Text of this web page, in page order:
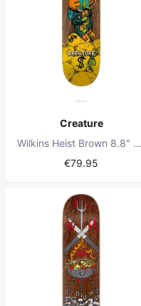
Creature
Wilkins Heist Brown 8.8" Skateboard Deck
€79.95